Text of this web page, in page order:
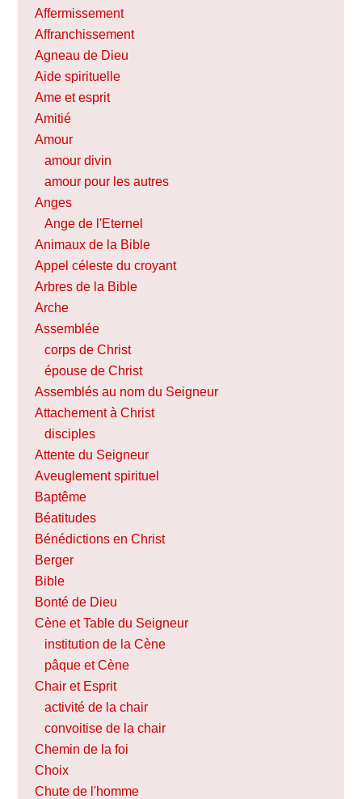
Affermissement
Affranchissement
Agneau de Dieu
Aide spirituelle
Ame et esprit
Amitié
Amour
amour divin
amour pour les autres
Anges
Ange de l'Eternel
Animaux de la Bible
Appel céleste du croyant
Arbres de la Bible
Arche
Assemblée
corps de Christ
épouse de Christ
Assemblés au nom du Seigneur
Attachement à Christ
disciples
Attente du Seigneur
Aveuglement spirituel
Baptême
Béatitudes
Bénédictions en Christ
Berger
Bible
Bonté de Dieu
Cène et Table du Seigneur
institution de la Cène
pâque et Cène
Chair et Esprit
activité de la chair
convoitise de la chair
Chemin de la foi
Choix
Chute de l'homme